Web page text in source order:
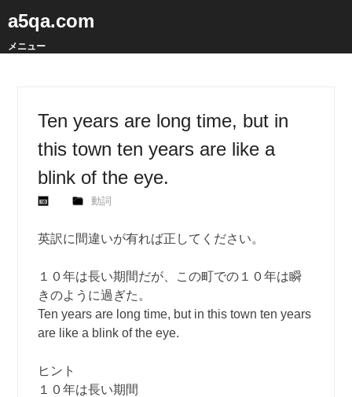
a5qa.com
メニュー
Ten years are long time, but in
this town ten years are like a
blink of the eye.
動詞
英訳に間違いが有れば正してください。
１０年は長い期間だが、この町での１０年は瞬
きのように過ぎた。
Ten years are long time, but in this town ten years
are like a blink of the eye.
ヒント
１０年は長い期間